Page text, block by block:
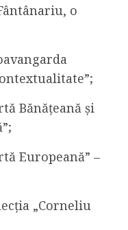
o
Bănățeană și
Europeană” –
„Corneliu